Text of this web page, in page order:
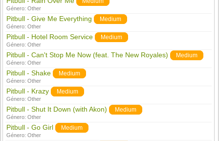
Género:Other
Pitbull - Give Me Everything Medium
Género:Other
Pitbull - Hotel Room Service Medium
Género:Other
Pitbull - Can't Stop Me Now (feat. The New Royales) Medium
Género:Other
Pitbull - Shake Medium
Género:Other
Pitbull - Krazy Medium
Género:Other
Pitbull - Shut It Down (with Akon) Medium
Género:Other
Pitbull - Go Girl Medium
Género:Other